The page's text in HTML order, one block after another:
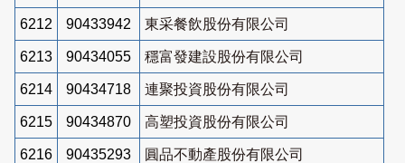
6212 90433942 東采餐飲股份有限公司
6213 90434055 穩富發建設股份有限公司
6214 90434718 連聚投資股份有限公司
6215 90434870 高塑投資股份有限公司
6216 90435293 圓品不動產股份有限公司